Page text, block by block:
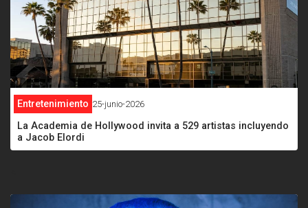
Entretenimiento 25-junio-2026
La Academia de Hollywood invita a 529 artistas incluyendo
a Jacob Elordi